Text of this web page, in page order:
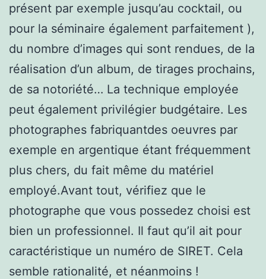
présent par exemple jusqu’au cocktail, ou
pour la séminaire également parfaitement ),
du nombre d’images qui sont rendues, de la
réalisation d’un album, de tirages prochains,
de sa notoriété… La technique employée
peut également privilégier budgétaire. Les
photographes fabriquantdes oeuvres par
exemple en argentique étant fréquemment
plus chers, du fait même du matériel
employé.Avant tout, vérifiez que le
photographe que vous possedez choisi est
bien un professionnel. Il faut qu’il ait pour
caractéristique un numéro de SIRET. Cela
semble rationalité, et néanmoins !